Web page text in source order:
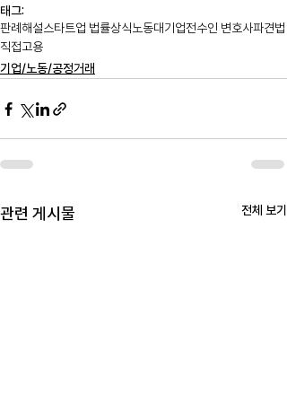
태그:
판례해설스타트업 법률상식노동대기업전수인 변호사파견법
직접고용
기업/노동/공정거래
관련 게시물 전체 보기